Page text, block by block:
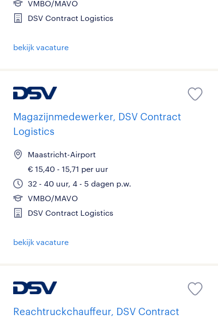
VMBO/MAVO
DSV Contract Logistics
bekijk vacature
Magazijnmedewerker, DSV Contract
Logistics
Maastricht-Airport
€ 15,40 - 15,71 per uur
32 - 40 uur, 4 - 5 dagen p.w.
VMBO/MAVO
DSV Contract Logistics
bekijk vacature
Reachtruckchauffeur, DSV Contract